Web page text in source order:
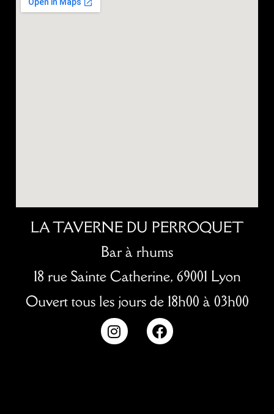
LA TAVERNE DU PERROQUET
Bar à rhums
18 rue Sainte Catherine, 69001 Lyon
Ouvert tous les jours de 18h00 à 03h00